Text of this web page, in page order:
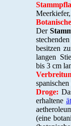
Der
besitzen
langen
bis 3 cm
Droge:
erhaltene
(eine